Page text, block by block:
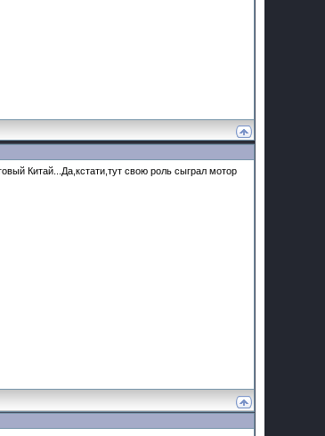
Китай...Да,кстати,тут свою роль сыграл мотор